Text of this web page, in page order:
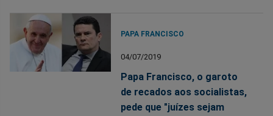
PAPA FRANCISCO
04/07/2019
Papa Francisco, o garoto
de recados aos socialistas,
pede que "juízes sejam